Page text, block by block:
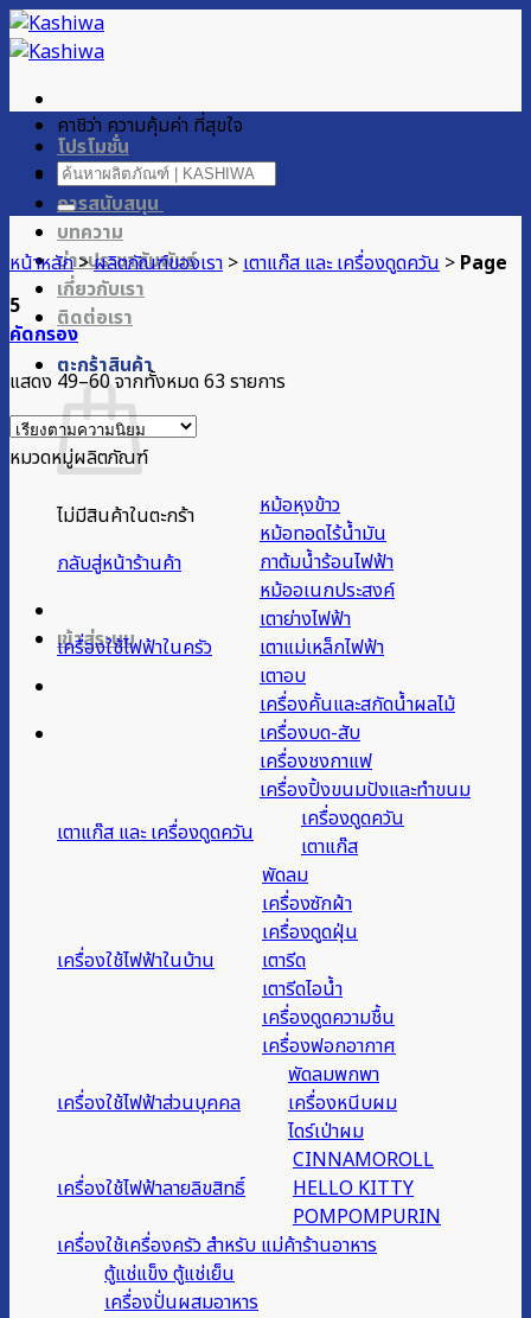
ข้าม
ไป
เนื้อหา
โปรโมชั่น
ผลิตภัณฑ์ของเรา
การสนับสนุน
บทความ
ข่าวประชาสัมพันธ์
เกี่ยวกับเรา
ติดต่อเรา
ตะกร้าสินค้า
ไม่มีสินค้าในตะกร้า
กลับสู่หน้าร้านค้า
เข้าสู่ระบบ
คาชิว่า ความคุ้มค่า ที่สุขใจ
ค้นหา:
หน้าหลัก>ผลิตภัณฑ์ของเรา >เตาแก๊ส และ เครื่องดูดควัน > Page
5
คัดกรอง
แสดง 49–60 จากทั้งหมด 63 รายการ
หมวดหมู่ผลิตภัณฑ์
เครื่องใช้ไฟฟ้าในครัว
หม้อหุงข้าว
หม้อทอดไร้น้ำมัน
กาต้มน้ำร้อนไฟฟ้า
หม้ออเนกประสงค์
เตาย่างไฟฟ้า
เตาแม่เหล็กไฟฟ้า
เตาอบ
เครื่องคั้นและสกัดน้ำผลไม้
เครื่องบด-สับ
เครื่องชงกาแฟ
เครื่องปิ้งขนมปังและทำขนม
เตาแก๊ส และ เครื่องดูดควัน
เครื่องดูดควัน
เตาแก๊ส
เครื่องใช้ไฟฟ้าในบ้าน
พัดลม
เครื่องซักผ้า
เครื่องดูดฝุ่น
เตารีด
เตารีดไอน้ำ
เครื่องดูดความชื้น
เครื่องฟอกอากาศ
เครื่องใช้ไฟฟ้าส่วนบุคคล
พัดลมพกพา
เครื่องหนีบผม
ไดร์เป่าผม
เครื่องใช้ไฟฟ้าลายลิขสิทธิ์
CINNAMOROLL
HELLO KITTY
POMPOMPURIN
เครื่องใช้เครื่องครัว สำหรับ แม่ค้าร้านอาหาร
ตู้แช่แข็ง ตู้แช่เย็น
เครื่องปั่นผสมอาหาร